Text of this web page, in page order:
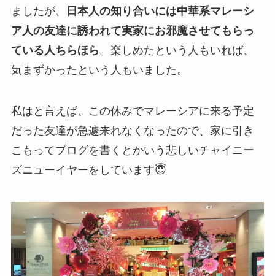
ましたが、
日本人の知り合いには中華系マレーシ
ア人の友達に誘われて実家にお邪魔させてもらっ
ている人ちらほら 。楽しめたという人もいれば、
気まずかったという人もいました。
私はと言えば、この休みでマレーシアに来る予定
だった友達が急遽来れなくなったので、家に引き
こもってブログを書くとかいう悲しいチャイニー
ズニューイヤーをしています😇